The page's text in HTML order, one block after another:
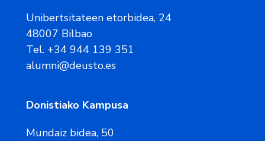
Unibertsitateen etorbidea, 24
48007 Bilbao
Tel. +34 944 139 351
alumni@deusto.es
Donistiako Kampusa
Mundaiz bidea, 50